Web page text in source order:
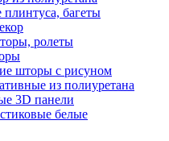
багеты
ролеты
шторы с рисуном
из полиуретана
3D панели
белые